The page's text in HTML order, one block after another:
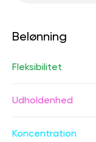
Belønning
Fleksibilitet
Udholdenhed
Koncentration